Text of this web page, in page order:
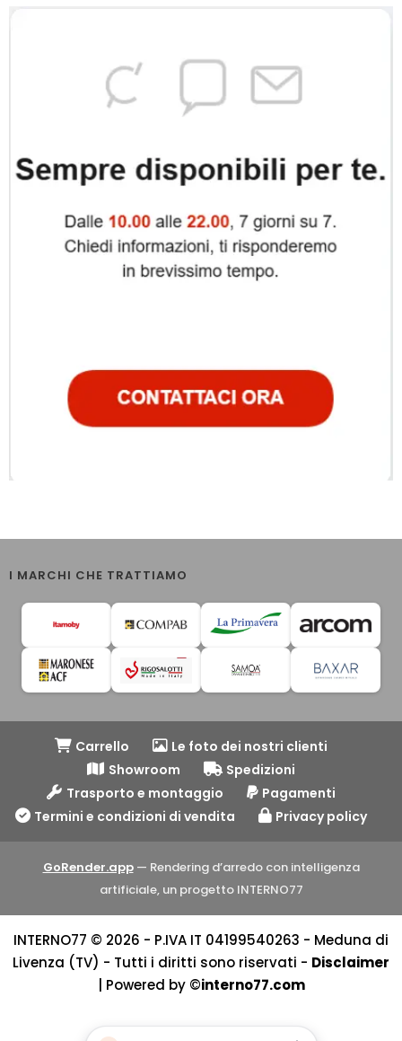
I MARCHI CHE TRATTIAMO
Carrello
Le foto dei nostri clienti
Showroom
Spedizioni
Trasporto e montaggio
Pagamenti
Termini e condizioni di vendita
Privacy policy
GoRender.app— Rendering d’arredo con intelligenza
artificiale, un progetto INTERNO77
INTERNO77 © 2026 - P.IVA IT 04199540263 - Meduna di
Livenza (TV) - Tutti i diritti sono riservati - Disclaimer
| Powered by ©interno77.com